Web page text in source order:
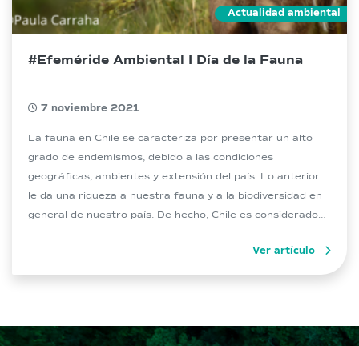
Actualidad ambiental
#Efeméride Ambiental I Día de la Fauna
7 noviembre 2021
La fauna en Chile se caracteriza por presentar un alto
grado de endemismos, debido a las condiciones
geográficas, ambientes y extensión del país. Lo anterior
le da una riqueza a nuestra fauna y a la biodiversidad en
general de nuestro país. De hecho, Chile es considerado
Ver artículo